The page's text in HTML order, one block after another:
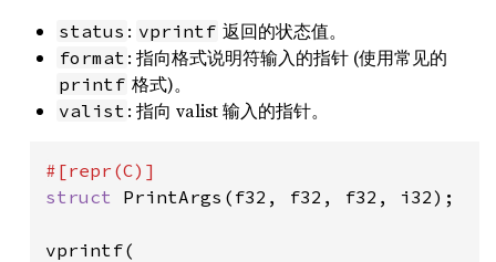
status : vprintf 返回的状态值。
format : 指向格式说明符输入的指针 (使用常见的
printf 格式)。
valist : 指向 valist 输入的指针。
struct PrintArgs(f32, f32, f32, i32);
vprintf(